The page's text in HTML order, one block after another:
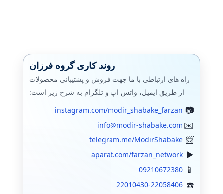
روند کاری گروه فرزان
راه های ارتباطی با ما جهت فروش و پشتیبانی محصولات
از طریق ایمیل، واتس اپ و تلگرام به شرح زیر است:
instagram.com/modir_shabake_farzan
info@modir-shabake.com
telegram.me/ModirShabake
aparat.com/farzan_network
09210672380
22010430-22058406